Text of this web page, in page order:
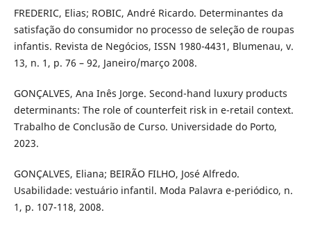
FREDERIC, Elias; ROBIC, André Ricardo. Determinantes da
satisfação do consumidor no processo de seleção de roupas
infantis. Revista de Negócios, ISSN 1980-4431, Blumenau, v.
13, n. 1, p. 76 – 92, Janeiro/março 2008.
GONÇALVES, Ana Inês Jorge. Second-hand luxury products
determinants: The role of counterfeit risk in e-retail context.
Trabalho de Conclusão de Curso. Universidade do Porto,
2023.
GONÇALVES, Eliana; BEIRÃO FILHO, José Alfredo.
Usabilidade: vestuário infantil. Moda Palavra e-periódico, n.
1, p. 107-118, 2008.